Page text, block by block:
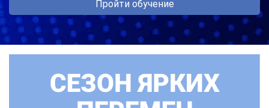
Пройти обучение